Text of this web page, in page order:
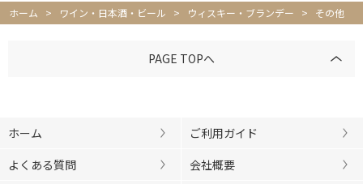
ホーム > ワイン・日本酒・ビール > ウィスキー・ブランデー > その他
PAGE TOPへ
ホーム
ご利用ガイド
よくある質問
会社概要